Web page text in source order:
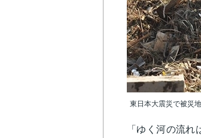
東日本大震災で被災
「ゆく河の流